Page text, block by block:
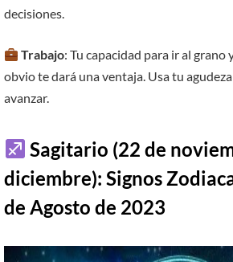
decisiones.
Trabajo: Tu capacidad para ir al grano
obvio te dará una ventaja. Usa tu
avanzar.
Sagitario (22 de
diciembre): Signos
de Agosto de 2023